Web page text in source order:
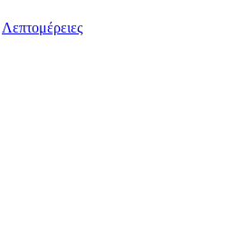
Λεπτομέρειες